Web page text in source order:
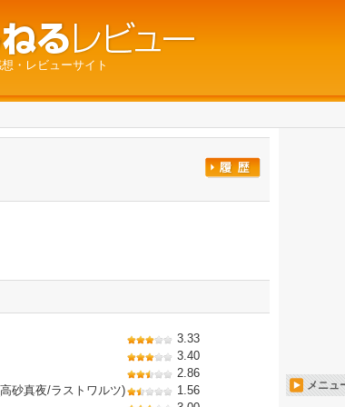
・レビューサイト
3.33
3.40
2.86
砂真夜/ラストワルツ)
1.56
メニュ